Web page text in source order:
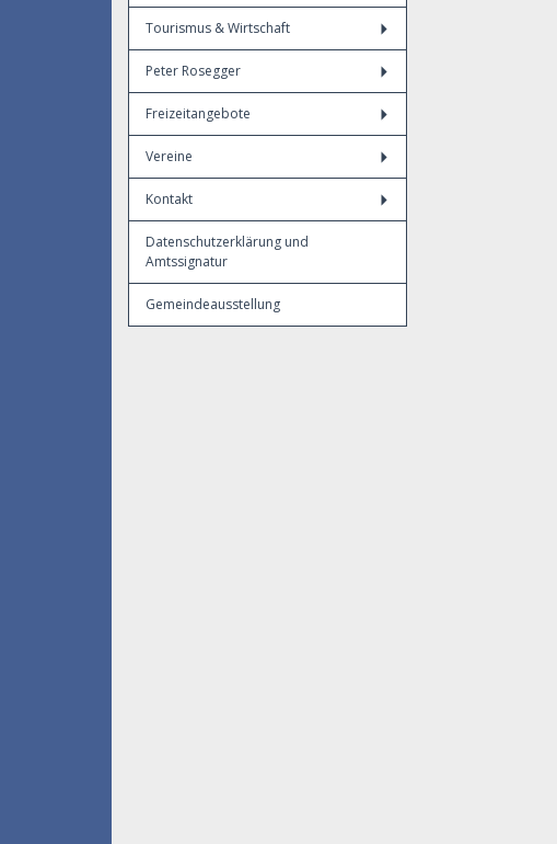
Tourismus & Wirtschaft
Peter Rosegger
Freizeitangebote
Vereine
Kontakt
Datenschutzerklärung und
Amtssignatur
Gemeindeausstellung